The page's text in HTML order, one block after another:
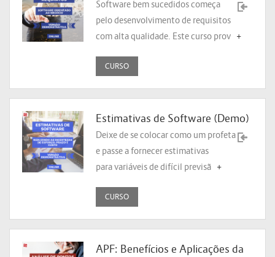
Software bem sucedidos começa
pelo desenvolvimento de requisitos
com alta qualidade. Este curso prov +
CURSO
Estimativas de Software (Demo)
Deixe de se colocar como um profeta
e passe a fornecer estimativas
para variáveis de difícil previsã +
CURSO
APF: Benefícios e Aplicações da